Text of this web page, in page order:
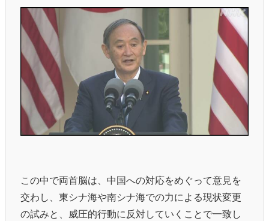
この中で両首脳は、中国への対応をめぐって意見を
交わし、東シナ海や南シナ海での力による現状変更
の試みと、威圧的行動に反対していくことで一致し